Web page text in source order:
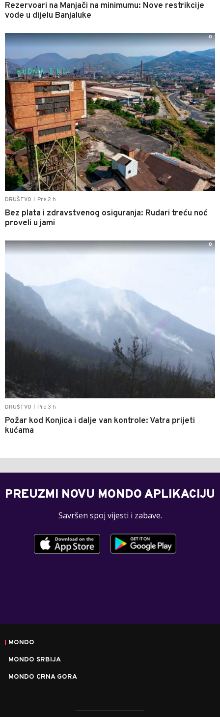
Rezervoari na Manjači na minimumu: Nove restrikcije
vode u dijelu Banjaluke
DRUŠTVO Pre 2 h
Bez plata i zdravstvenog osiguranja: Rudari treću noć
proveli u jami
0
DRUŠTVO Pre 3 h
Požar kod Konjica i dalje van kontrole: Vatra prijeti
kućama
0
PREUZMI NOVU MONDO APLIKACIJU
Savršen spoj vijesti i zabave.
MONDO
MONDO SRBIJA
MONDO CRNA GORA